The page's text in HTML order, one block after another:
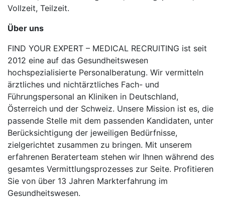
Vollzeit, Teilzeit.
Über uns
FIND YOUR EXPERT – MEDICAL RECRUITING ist seit
2012 eine auf das Gesundheitswesen
hochspezialisierte Personalberatung. Wir vermitteln
ärztliches und nichtärztliches Fach- und
Führungspersonal an Kliniken in Deutschland,
Österreich und der Schweiz. Unsere Mission ist es, die
passende Stelle mit dem passenden Kandidaten, unter
Berücksichtigung der jeweiligen Bedürfnisse,
zielgerichtet zusammen zu bringen. Mit unserem
erfahrenen Beraterteam stehen wir Ihnen während des
gesamtes Vermittlungsprozesses zur Seite. Profitieren
Sie von über 13 Jahren Markterfahrung im
Gesundheitswesen.